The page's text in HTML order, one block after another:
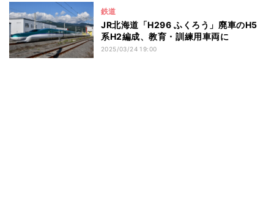
鉄道
JR北海道「H296 ふくろう」廃車のH5
系H2編成、教育・訓練用車両に
2025/03/24 19:00